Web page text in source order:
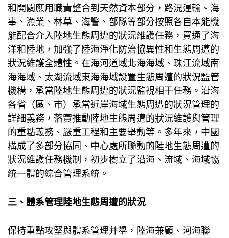
和開闢應用職責整合到天然資本部分，路況運輸、海
事、漁業、林草、海警、部隊等部分按照各自本能機
能配合介入陸地生態周遭的狀況維護任務，買通了海
洋和陸地，加強了陸海淨化防治協異性和生態周遭的
狀況維護全體性。在海河道域北海海域、珠江流域南
海海域、太湖流域東海海域設置生態周遭的狀況監管
機構，承當陸地生態周遭的狀況監視相干任務。沿海
各省（區、市）承當近岸海域生態周遭的狀況管理的
詳細義務，落實推動陸地生態周遭的狀況維護與管理
的重點義務、嚴重工程和主要舉動等。多年來，中國
構成了多部分協同、中心處所聯動的陸地生態周遭的
狀況維護任務機制，初步樹立了沿海、流域、海域協
統一體的綜合管理系統。
三、體系管理陸地生態周遭的狀況
保持重點攻堅與體系管理并舉，陸海兼顧、河海聯